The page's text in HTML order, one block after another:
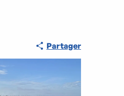
Partager